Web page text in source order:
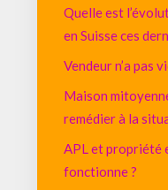
Quelle est
en Suisse ces
Vendeur n’a pas
Maison
remédier à la
APL et propriété
fonctionne ?